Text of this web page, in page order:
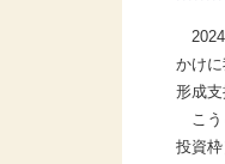
2024
かけ
形成
こう
投資